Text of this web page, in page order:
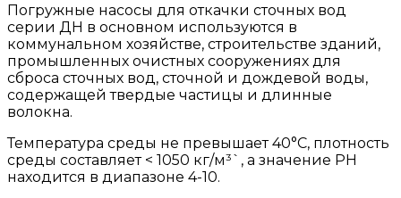
Погружные насосы для откачки сточных вод
серии ДН в основном используются в
коммунальном хозяйстве, строительстве зданий,
промышленных очистных сооружениях для
сброса сточных вод, сточной и дождевой воды,
содержащей твердые частицы и длинные
волокна.
Температура среды нe превышает 40°C, плотность
среды составляет < 1050 кг/м³`, а значение РН
находится в диапазоне 4-10.